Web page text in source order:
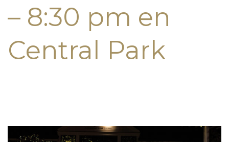
– 8:30 pm en
Central Park